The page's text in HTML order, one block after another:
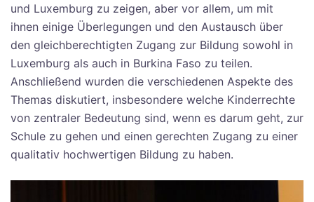
und Luxemburg zu zeigen, aber vor allem, um mit
ihnen einige Überlegungen und den Austausch über
den gleichberechtigten Zugang zur Bildung sowohl in
Luxemburg als auch in Burkina Faso zu teilen.
Anschließend wurden die verschiedenen Aspekte des
Themas diskutiert, insbesondere welche Kinderrechte
von zentraler Bedeutung sind, wenn es darum geht, zur
Schule zu gehen und einen gerechten Zugang zu einer
qualitativ hochwertigen Bildung zu haben.